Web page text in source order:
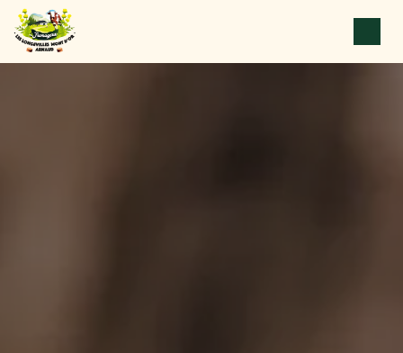
Panneau de gestion des cookies